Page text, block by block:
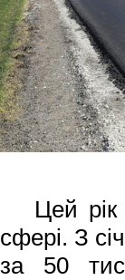
Цей
сфері. З
за 50